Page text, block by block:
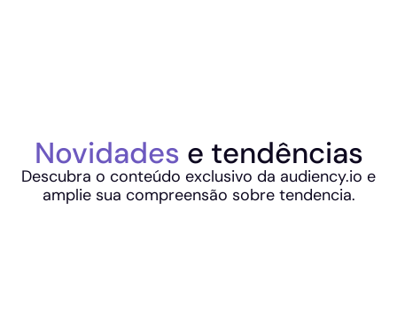
Novidades e tendências
Descubra o conteúdo exclusivo da audiency.io e
amplie sua compreensão sobre tendencia.